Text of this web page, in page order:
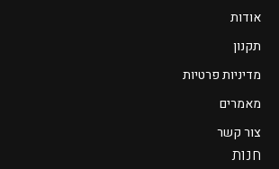
אודות
תקנון
מדיניות פרטיות
מאמרים
צור קשר
חנות